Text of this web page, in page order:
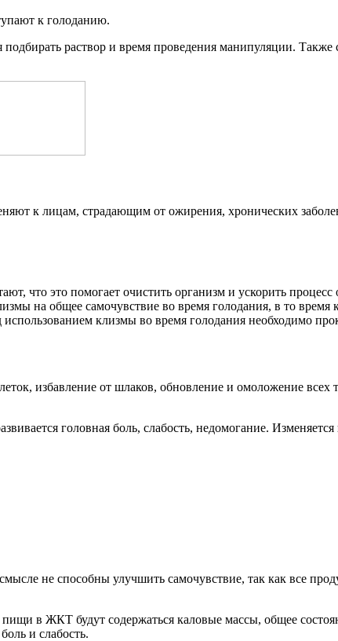
к голоданию.
подбирать раствор и время проведения манипуляции.
к лицам, страдающим от ожирения, хронических
что это помогает очистить организм и ускорить
на общее самочувствие во время голодания, в то время
клизмы во время голодания необходимо
избавление от шлаков, обновление и омоложение всех
головная боль, слабость, недомогание.
не способны улучшить самочувствие, так как все
в ЖКТ будут содержаться каловые массы, общее
и слабость.